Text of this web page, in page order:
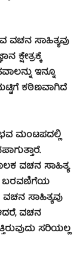
ಸಾಹಿತ್ಯವು
ಕ್ಷೇತ್ರಕ್ಕೆ
ಇನ್ನೂ
ಕಠಿಣವಾಗಿದೆ
ಮಂಟಪದಲ್ಲಿ
ವಚನ ಸಾಹಿತ್ಯ
ಬರವಣಿಗೆಯ
ಸಾಹಿತ್ಯವು
ವಚನ
ಸರಿಯಲ್ಲ